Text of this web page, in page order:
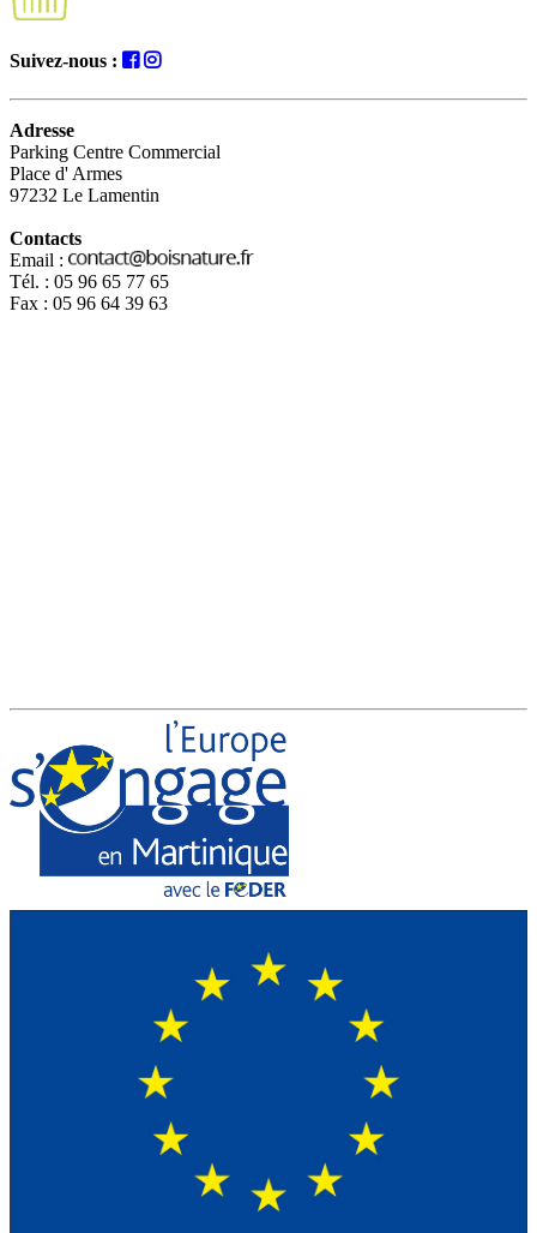
Suivez-nous :
Adresse
Parking Centre Commercial
Place d' Armes
97232 Le Lamentin
Contacts
Email :
Tél. : 05 96 65 77 65
Fax : 05 96 64 39 63